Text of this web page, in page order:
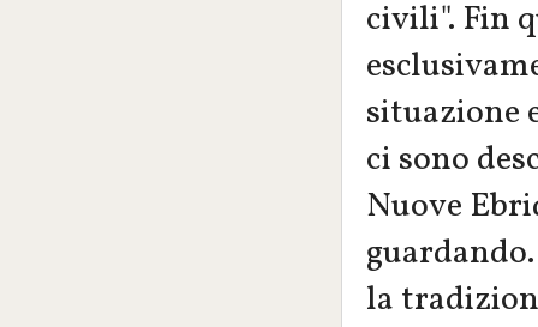
civili". Fin
situazione
ci sono
Nuove
la